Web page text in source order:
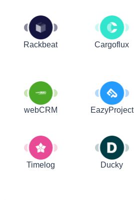
Rackbeat Cargoflux
webCRM EazyProject
Timelog Ducky